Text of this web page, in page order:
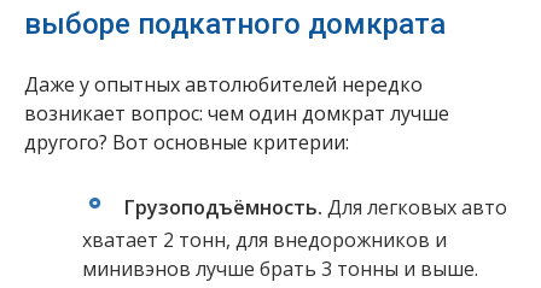
выборе подкатного домкрата
Даже у опытных автолюбителей нередко
возникает вопрос: чем один домкрат лучше
другого? Вот основные критерии:
Грузоподъёмность. Для легковых авто
хватает 2 тонн, для внедорожников и
минивэнов лучше брать 3 тонны и выше.